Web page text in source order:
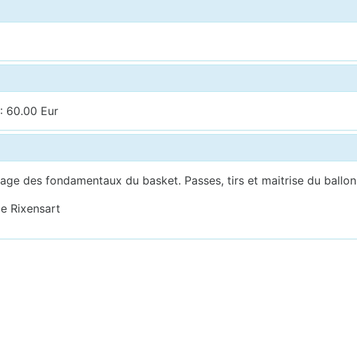
60.00 Eur
des fondamentaux du basket. Passes, tirs et maitrise du ballon
Rixensart